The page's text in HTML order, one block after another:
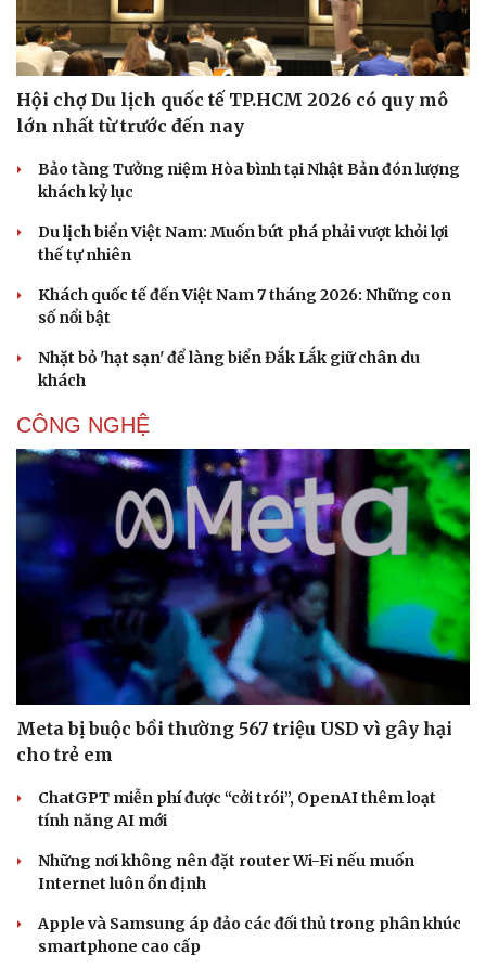
Văn hóa
Sân khấu - Điện ảnh
Giải trí
Hội chợ Du lịch quốc tế TP.HCM 2026 có quy mô
lớn nhất từ trước đến nay
Bảo tàng Tưởng niệm Hòa bình tại Nhật Bản đón lượng
khách kỷ lục
Du lịch biển Việt Nam: Muốn bứt phá phải vượt khỏi lợi
thế tự nhiên
Khách quốc tế đến Việt Nam 7 tháng 2026: Những con
số nổi bật
Nhặt bỏ 'hạt sạn' để làng biển Đắk Lắk giữ chân du
khách
CÔNG NGHỆ
Meta bị buộc bồi thường 567 triệu USD vì gây hại
cho trẻ em
ChatGPT miễn phí được “cởi trói”, OpenAI thêm loạt
tính năng AI mới
Những nơi không nên đặt router Wi-Fi nếu muốn
Internet luôn ổn định
Apple và Samsung áp đảo các đối thủ trong phân khúc
smartphone cao cấp